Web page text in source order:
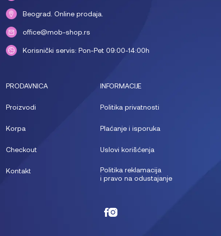
Beograd. Online prodaja.
office@mob-shop.rs
Korisnički servis: Pon-Pet 09:00-14:00h
PRODAVNICA
Proizvodi
Korpa
Checkout
Kontakt
INFORMACIJE
Politika privatnosti
Plaćanje i isporuka
Uslovi korišćenja
Politika reklamacija
i pravo na odustajanje